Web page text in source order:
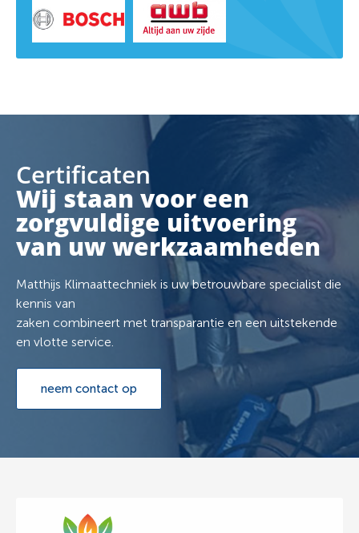
Certificaten
Wij staan voor een
zorgvuldige uitvoering
van uw werkzaamheden
Matthijs Klimaattechniek is uw betrouwbare specialist die
kennis van
zaken combineert met transparantie en een uitstekende
en vlotte service.
neem contact op